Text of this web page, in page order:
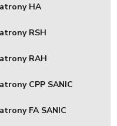
HA
RSH
RAH
CPP SANIC
FA SANIC